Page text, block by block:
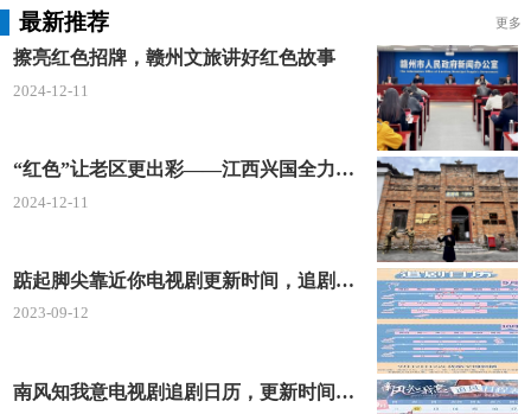
最新推荐 更多
擦亮红色招牌，赣州文旅讲好红色故事
2024-12-11
“红色”让老区更出彩——江西兴国全力打造红色文化传承发展创新示范区
2024-12-11
踮起脚尖靠近你电视剧更新时间，追剧日历及剧情简介
2023-09-12
南风知我意电视剧追剧日历，更新时间一览表